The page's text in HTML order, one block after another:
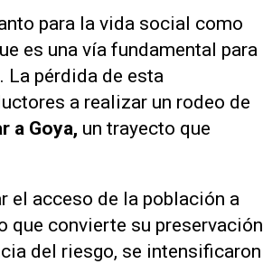
para la vida social como
es una vía fundamental para
La pérdida de esta
a realizar un rodeo de
a Goya, un trayecto que
el acceso de la población a
que convierte su preservación
del riesgo, se intensificaron